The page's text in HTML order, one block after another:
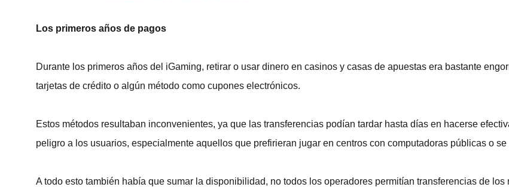
Los primeros años de pagos
Durante los primeros años del iGaming, retirar o usar dinero en casinos y casas de apuestas era bastante
tarjetas de crédito o algún método como cupones electrónicos.
Estos métodos resultaban inconvenientes, ya que las transferencias podían tardar hasta días en hacerse
peligro a los usuarios, especialmente aquellos que prefirieran jugar en centros con computadoras públicas o
A todo esto también había que sumar la disponibilidad, no todos los operadores permitían transferencias de